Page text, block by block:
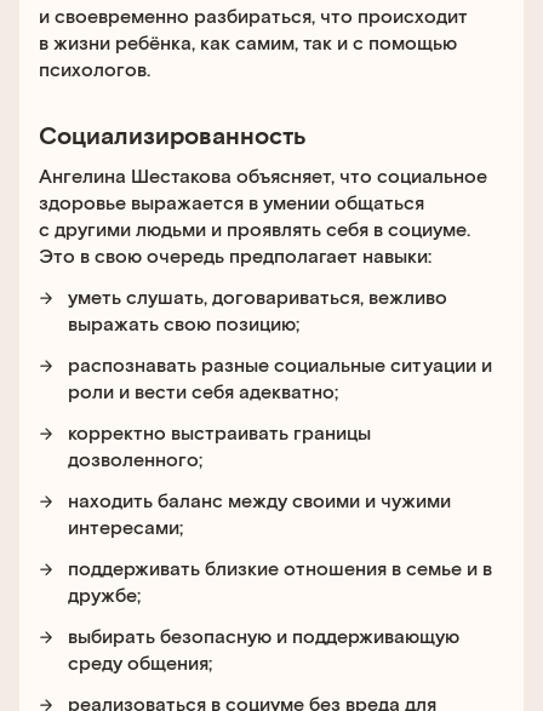
и своевременно разбираться, что происходит
в жизни ребёнка, как самим, так и с помощью
психологов.
Социализированность
Ангелина Шестакова объясняет, что социальное
здоровье выражается в умении общаться
с другими людьми и проявлять себя в социуме.
Это в свою очередь предполагает навыки:
уметь слушать, договариваться, вежливо
выражать свою позицию;
распознавать разные социальные ситуации и
роли и вести себя адекватно;
корректно выстраивать границы
дозволенного;
находить баланс между своими и чужими
интересами;
поддерживать близкие отношения в семье и в
дружбе;
выбирать безопасную и поддерживающую
среду общения;
реализоваться в социуме без вреда для